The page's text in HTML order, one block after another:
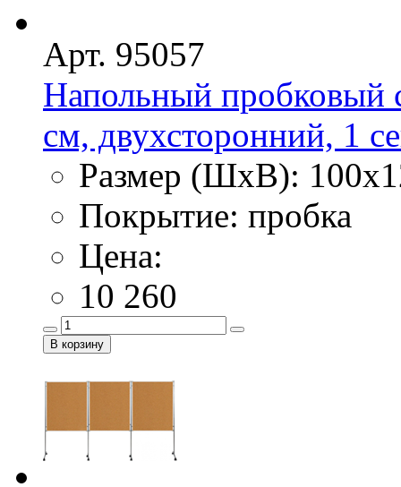
Арт. 95057
Напольный пробковый
см, двухсторонний, 1
Размер (ШхВ):
Покрытие: пробка
Цена:
10 260